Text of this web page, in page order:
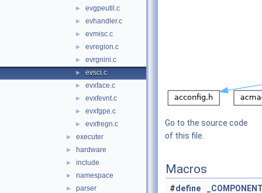
► evgpeutil.c
► evhandler.c
► evmisc.c
► evregion.c
► evrgnini.c
► evsci.c
► evxface.c
► evxfevnt.c
► evxfgpe.c
► evxfregn.c
► executer
► hardware
► include
► namespace
► parser
Go to the source code
of this file.
Macros
#define